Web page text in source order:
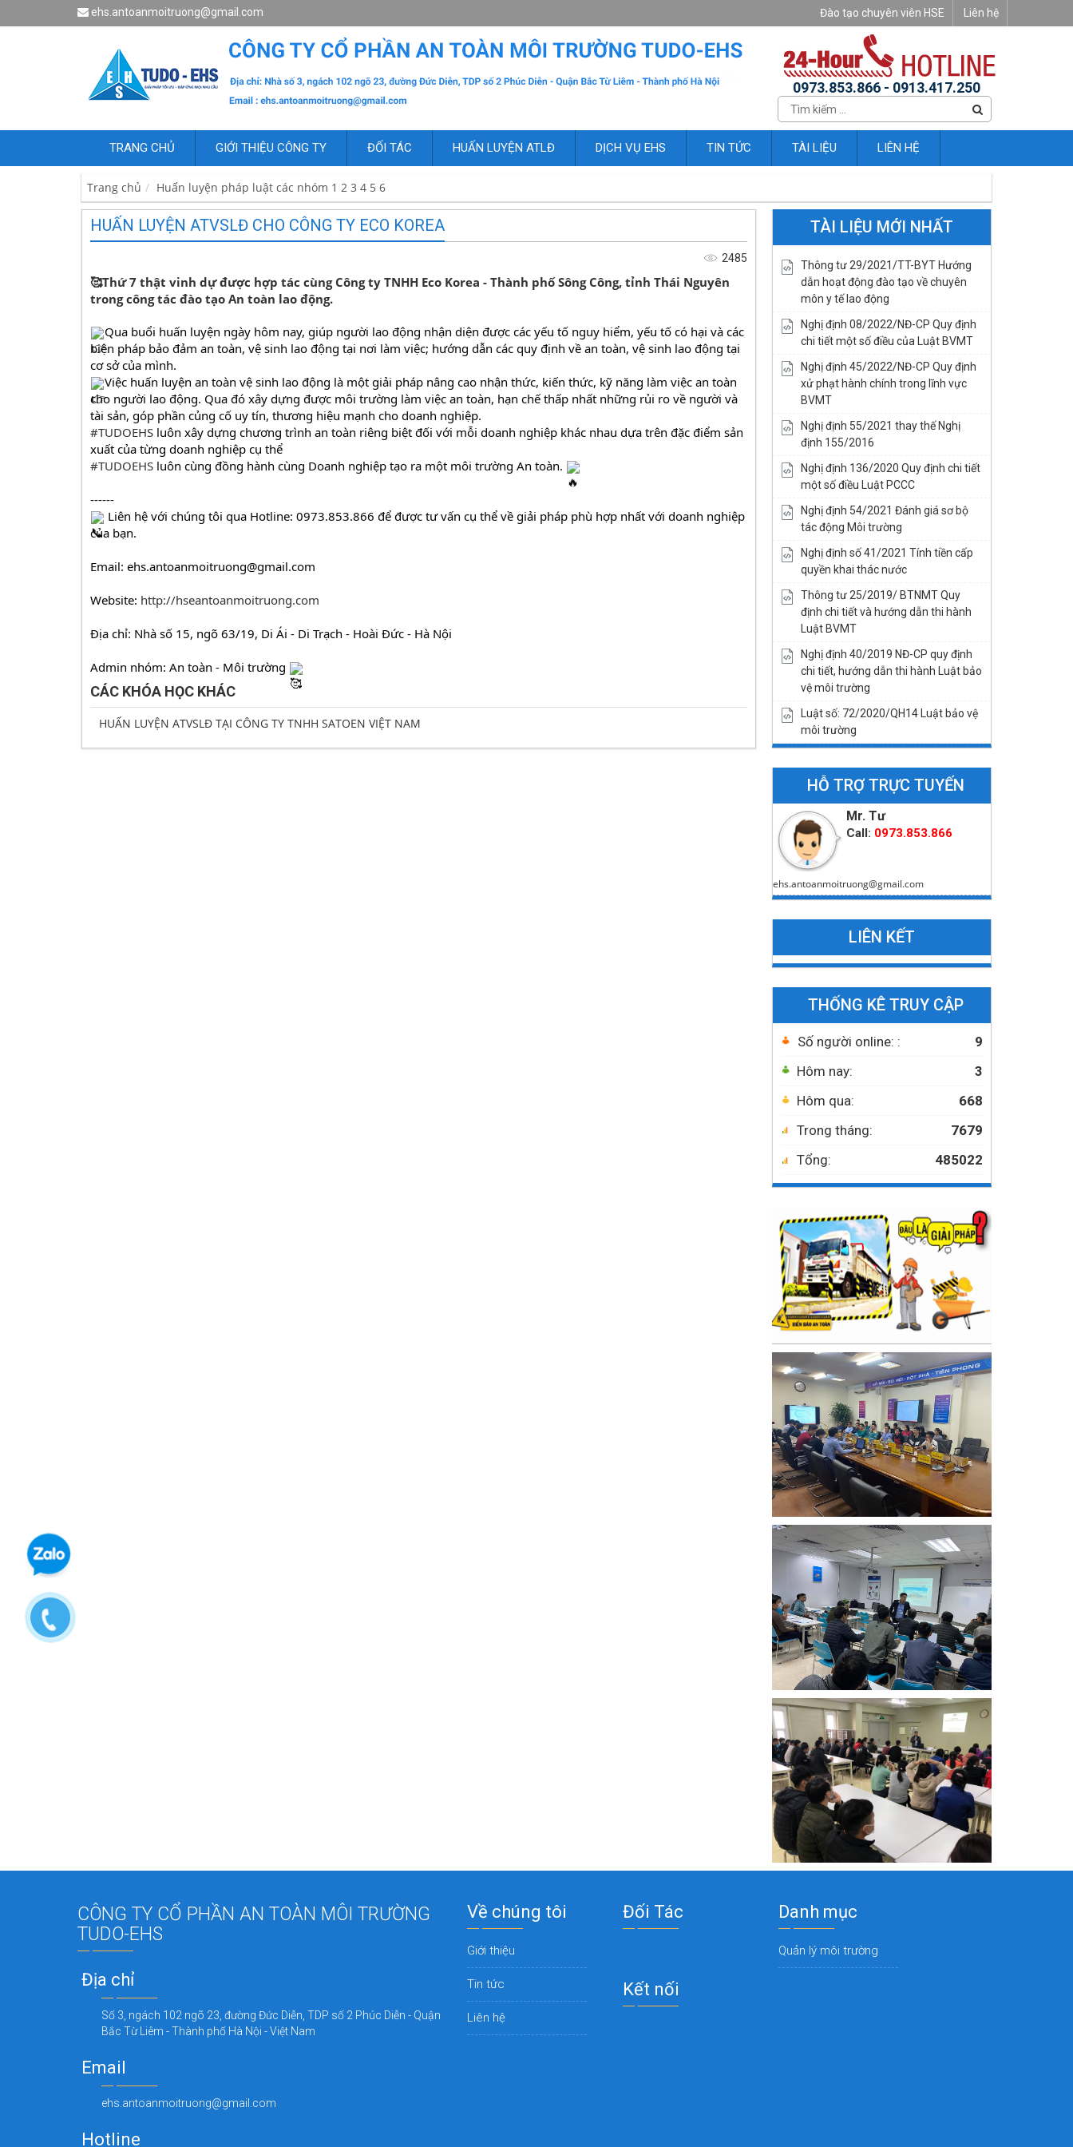
ehs.antoanmoitruong@gmail.com Đào tạo chuyên viên HSE Liên hệ
0973.853.866 - 0913.417.250
TRANG CHỦ GIỚI THIỆU CÔNG TY ĐỐI TÁC HUẤN LUYỆN ATLĐ DỊCH VỤ EHS TIN TỨC TÀI LIỆU LIÊN HỆ
Trang chủ Huấn luyện pháp luật các nhóm 1 2 3 4 5 6
HUẤN LUYỆN ATVSLĐ CHO CÔNG TY ECO KOREA
2485
🥰Thứ 7 thật vinh dự được hợp tác cùng Công ty TNHH Eco Korea - Thành phố Sông Công, tỉnh Thái Nguyên
trong công tác đào tạo An toàn lao động.
Qua buổi huấn luyện ngày hôm nay, giúp người lao động nhận diện được các yếu tố nguy hiểm, yếu tố có hại và các
biện pháp bảo đảm an toàn, vệ sinh lao động tại nơi làm việc; hướng dẫn các quy định về an toàn, vệ sinh lao động tại
cơ sở của mình.
Việc huấn luyện an toàn vệ sinh lao động là một giải pháp nâng cao nhận thức, kiến thức, kỹ năng làm việc an toàn
cho người lao động. Qua đó xây dựng được môi trường làm việc an toàn, hạn chế thấp nhất những rủi ro về người và
tài sản, góp phần củng cố uy tín, thương hiệu mạnh cho doanh nghiệp.
#TUDOEHS luôn xây dựng chương trình an toàn riêng biệt đối với mỗi doanh nghiệp khác nhau dựa trên đặc điểm sản
xuất của từng doanh nghiệp cụ thể
#TUDOEHS luôn cùng đồng hành cùng Doanh nghiệp tạo ra một môi trường An toàn.
------
Liên hệ với chúng tôi qua Hotline: 0973.853.866 để được tư vấn cụ thể về giải pháp phù hợp nhất với doanh nghiệp
của bạn.
Email: ehs.antoanmoitruong@gmail.com
Website: http://hseantoanmoitruong.com
Địa chỉ: Nhà số 15, ngõ 63/19, Di Ái - Di Trạch - Hoài Đức - Hà Nội
Admin nhóm: An toàn - Môi trường
CÁC KHÓA HỌC KHÁC
HUẤN LUYỆN ATVSLĐ TẠI CÔNG TY TNHH SATOEN VIỆT NAM
TÀI LIỆU MỚI NHẤT
Thông tư 29/2021/TT-BYT Hướng
dẫn hoạt động đào tạo về chuyên
môn y tế lao động
Nghị định 08/2022/NĐ-CP Quy định
chi tiết một số điều của Luật BVMT
Nghị định 45/2022/NĐ-CP Quy định
xử phạt hành chính trong lĩnh vực
BVMT
Nghị định 55/2021 thay thế Nghị
định 155/2016
Nghị định 136/2020 Quy định chi tiết
một số điều Luật PCCC
Nghị định 54/2021 Đánh giá sơ bộ
tác động Môi trường
Nghị định số 41/2021 Tính tiền cấp
quyền khai thác nước
Thông tư 25/2019/ BTNMT Quy
định chi tiết và hướng dẫn thi hành
Luật BVMT
Nghị định 40/2019 NĐ-CP quy định
chi tiết, hướng dẫn thi hành Luật bảo
vệ môi trường
Luật số: 72/2020/QH14 Luật bảo vệ
môi trường
HỖ TRỢ TRỰC TUYẾN
Mr. Tư
Call: 0973.853.866
ehs.antoanmoitruong@gmail.com
LIÊN KẾT
THỐNG KÊ TRUY CẬP
Số người online: :
9
Hôm nay:
3
Hôm qua:
668
Trong tháng:
7679
Tổng:
485022
CÔNG TY CỔ PHẦN AN TOÀN MÔI TRƯỜNG
TUDO-EHS
Địa chỉ
Số 3, ngách 102 ngõ 23, đường Đức Diễn, TDP số 2 Phúc Diễn - Quận
Bắc Từ Liêm - Thành phố Hà Nội - Việt Nam
Email
ehs.antoanmoitruong@gmail.com
Hotline
Về chúng tôi
Giới thiệu
Tin tức
Liên hệ
Đối Tác Danh mục
Quản lý môi trường
Kết nối